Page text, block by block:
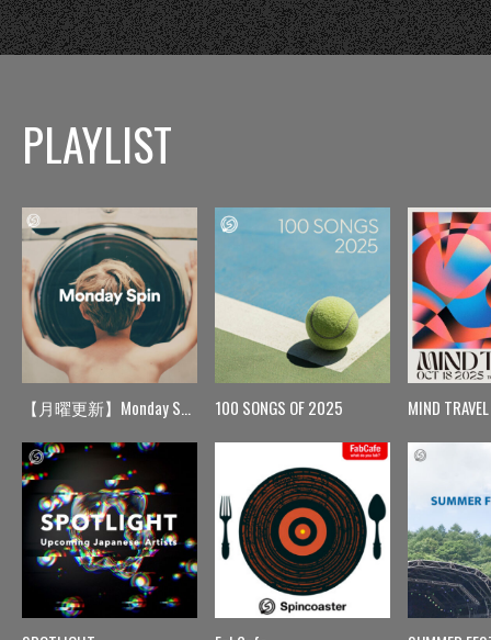
PLAYLIST
【月曜更新】Monday Spin 100 SONGS OF 2025 MIND TRAVEL